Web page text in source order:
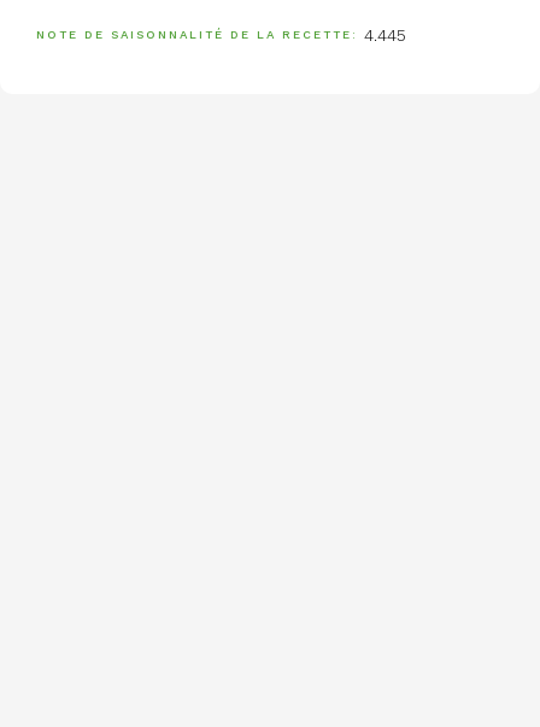
NOTE DE SAISONNALITÉ DE LA RECETTE 4.445